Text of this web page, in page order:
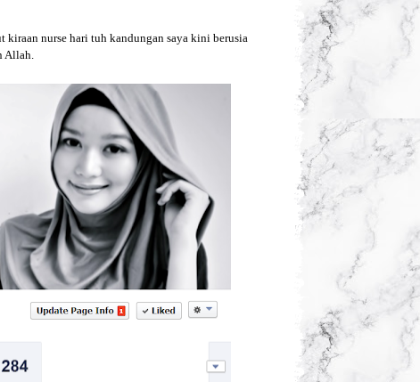
nurse hari tuh kandungan saya kini berusia
Allah.